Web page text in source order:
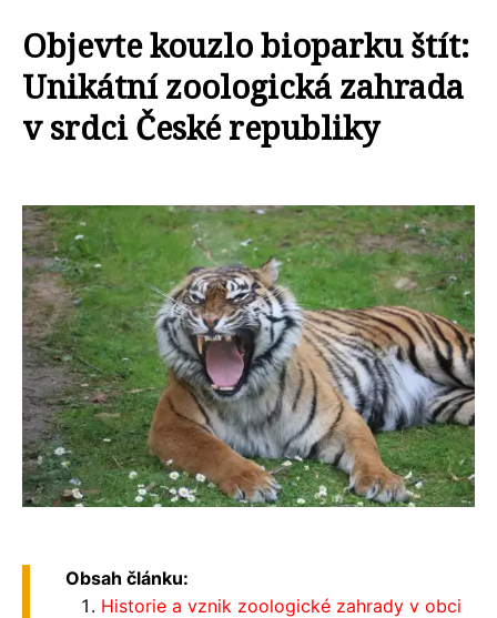
Objevte kouzlo bioparku štít:
Unikátní zoologická zahrada
v srdci České republiky
Obsah článku:
Historie a vznik zoologické zahrady v obci